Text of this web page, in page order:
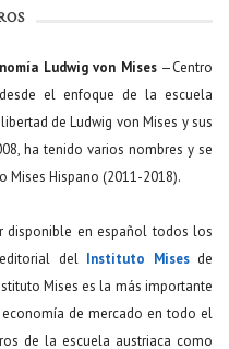
Ludwig von Mises—Centro
el enfoque de la escuela
de Ludwig von Mises y sus
ha tenido varios nombres y se
Mises Hispano (2011-2018).
disponible en español todos los
del Instituto Misesde
Mises es la más importante
de mercado en todo el
de la escuela austriaca como